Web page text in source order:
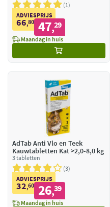
1
ADVIESPRIJS
66,80 47,29
Maandag in huis
AdTab Anti Vlo en Teek
Kauwtabletten Kat >2,0-8,0 kg
3 tabletten
3
ADVIESPRIJS
32,60 26,39
Maandag in huis